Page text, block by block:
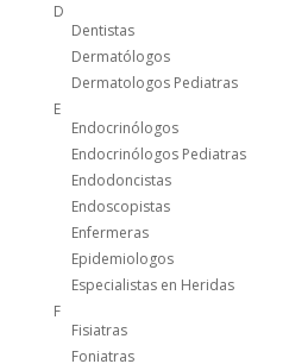
D
Dentistas
Dermatólogos
Dermatologos Pediatras
E
Endocrinólogos
Endocrinólogos Pediatras
Endodoncistas
Endoscopistas
Enfermeras
Epidemiologos
Especialistas en Heridas
F
Fisiatras
Foniatras